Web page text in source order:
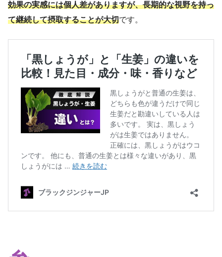
効果の実感には個人差がありますが、長期的な視野を持っ
て継続して摂取することが大切です。